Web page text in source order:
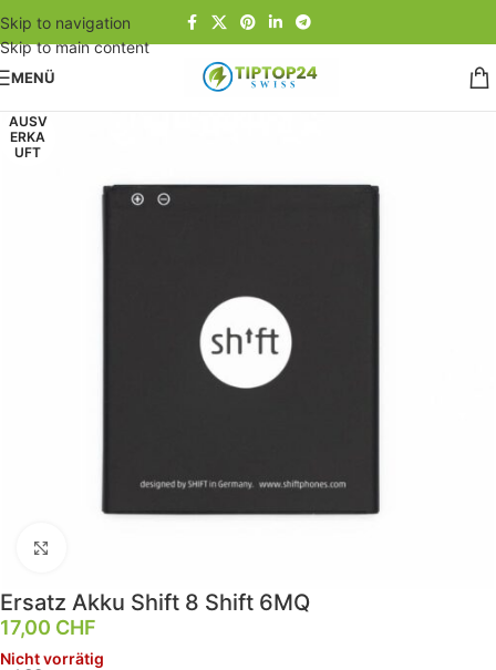
Skip to navigation
Skip to main content
MENÜ
Start/Smartphones
AUSV
ERKA
UFT
Ersatz Akku Shift 8 Shift 6MQ
17,00 CHF
Nicht vorrätig